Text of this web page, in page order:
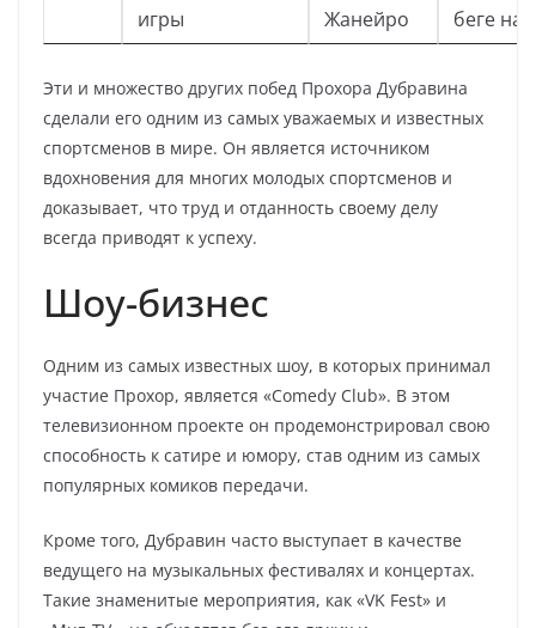
игры
Жанейро
беге на
Эти и множество других побед Прохора Дубравина
сделали его одним из самых уважаемых и известных
спортсменов в мире. Он является источником
вдохновения для многих молодых спортсменов и
доказывает, что труд и отданность своему делу
всегда приводят к успеху.
Шоу-бизнес
Одним из самых известных шоу, в которых принимал
участие Прохор, является «Comedy Club». В этом
телевизионном проекте он продемонстрировал свою
способность к сатире и юмору, став одним из самых
популярных комиков передачи.
Кроме того, Дубравин часто выступает в качестве
ведущего на музыкальных фестивалях и концертах.
Такие знаменитые мероприятия, как «VK Fest» и